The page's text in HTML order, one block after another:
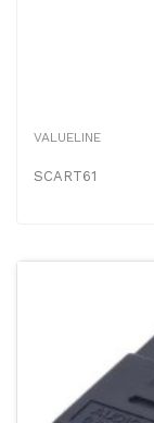
VALUELINE
SCART61